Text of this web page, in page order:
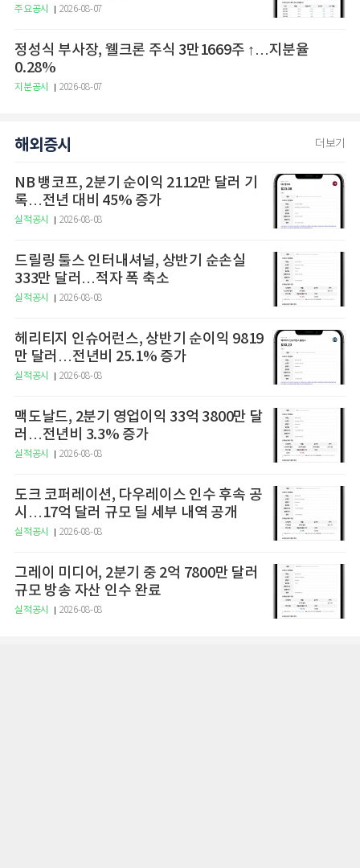
주요공시 2026-08-07
정성식 부사장, 웰크론 주식 3만1669주 ↑…지분율
0.28%
지분공시 2026-08-07
해외증시 더보기
NB 뱅코프, 2분기 순이익 2112만 달러 기
록…전년 대비 45% 증가
실적공시 2026-08-08
드릴링 툴스 인터내셔널, 상반기 순손실
333만 달러…적자 폭 축소
실적공시 2026-08-08
헤리티지 인슈어런스, 상반기 순이익 9819
만 달러…전년비 25.1% 증가
실적공시 2026-08-08
맥도날드, 2분기 영업이익 33억 3800만 달
러…전년비 3.3% 증가
실적공시 2026-08-08
도크 코퍼레이션, 다우레이스 인수 후속 공
시…17억 달러 규모 딜 세부 내역 공개
실적공시 2026-08-08
그레이 미디어, 2분기 중 2억 7800만 달러
규모 방송 자산 인수 완료
실적공시 2026-08-08